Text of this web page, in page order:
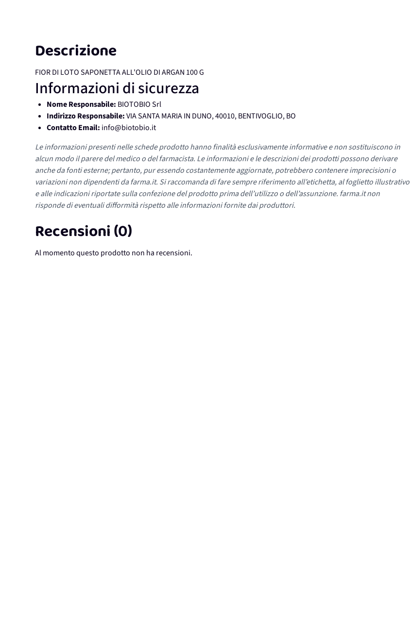
Descrizione
FIOR DI LOTO SAPONETTA ALL'OLIO DI ARGAN 100 G
Informazioni di sicurezza
Nome Responsabile: BIOTOBIO Srl
Indirizzo Responsabile:VIA SANTA MARIA IN DUNO, 40010, BENTIVOGLIO, BO
Contatto Email: info@biotobio.it
Le informazioni presenti nelle schede prodotto hanno finalità esclusivamente informative e non sostituiscono in
alcun modo il parere del medico o del farmacista. Le informazioni e le descrizioni dei prodotti possono derivare
anche da fonti esterne; pertanto, pur essendo costantemente aggiornate, potrebbero contenere imprecisioni o
variazioni non dipendenti da farma.it. Si raccomanda di fare sempre riferimento all’etichetta, al foglietto illustrativo
e alle indicazioni riportate sulla confezione del prodotto prima dell’utilizzo o dell’assunzione. farma.it non
risponde di eventuali difformità rispetto alle informazioni fornite dai produttori.
Recensioni (0)
Al momento questo prodotto non ha recensioni.